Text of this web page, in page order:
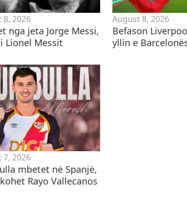
8, 2026
nga jeta Jorge Messi,
Lionel Messit
August 8, 2026
Befason
yllin e
7, 2026
mbetet në Spanjë,
Rayo Vallecanos